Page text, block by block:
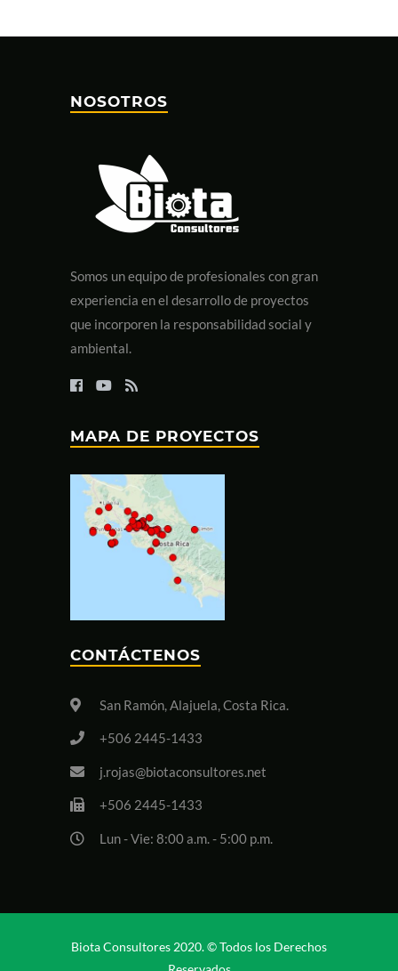
NOSOTROS
Somos un equipo de profesionales con gran
experiencia en el desarrollo de proyectos
que incorporen la responsabilidad social y
ambiental.
MAPA DE PROYECTOS
CONTÁCTENOS
San Ramón, Alajuela, Costa Rica.
+506 2445-1433
j.rojas@biotaconsultores.net
+506 2445-1433
Lun - Vie: 8:00 a.m. - 5:00 p.m.
Biota Consultores 2020. © Todos los Derechos